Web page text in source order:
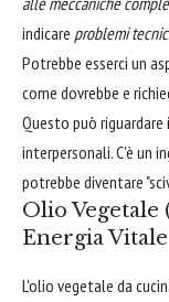
indicare problemi
Potrebbe esserci un
come dovrebbe e
Questo può
interpersonali. C'è un
potrebbe diventare
Olio Vegetale
Energia Vitale
L'olio vegetale da